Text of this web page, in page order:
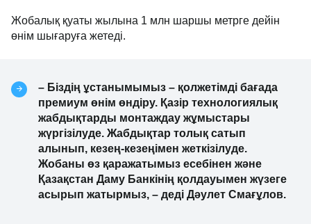
Жобалық қуаты жылына 1 млн шаршы метрге дейін
өнім шығаруға жетеді.
– Біздің ұстанымымыз – қолжетімді бағада
премиум өнім өндіру. Қазір технологиялық
жабдықтарды монтаждау жұмыстары
жүргізілуде. Жабдықтар толық сатып
алынып, кезең-кезеңімен жеткізілуде.
Жобаны өз қаражатымыз есебінен және
Қазақстан Даму Банкінің қолдауымен жүзеге
асырып жатырмыз, – деді Дәулет Смағұлов.